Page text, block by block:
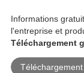
Informations
l'entreprise et
Téléchargement